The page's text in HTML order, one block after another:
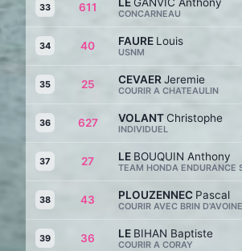
33 611 CONCARNEAU
34 40 FAURE Louis
USNM
35 25 CEVAER Jeremie
COURIR A CHATEAULIN
36 627 VOLANTChristophe
INDIVIDUEL
37 27 LE BOUQUIN Anthony
TEAM HONDA ENDURANCE
38 43 PLOUZENNEC Pascal
COURIR AVEC BRIN
39 36 LE BIHAN Baptiste
COURIR A CORAY